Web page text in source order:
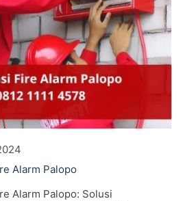
Alarm Palopo
Alarm Palopo: Solusi